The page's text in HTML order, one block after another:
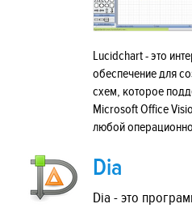
Lucidchart - это
обеспечение для
схем, которое
Microsoft Office
любой
Dia
Dia - это